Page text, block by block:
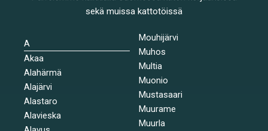
sekä muissa kattotöissä
A
Akaa
Alahärmä
Alajärvi
Alastaro
Alavieska
Mouhijärvi
Muhos
Multia
Muonio
Mustasaari
Muurame
Muurla